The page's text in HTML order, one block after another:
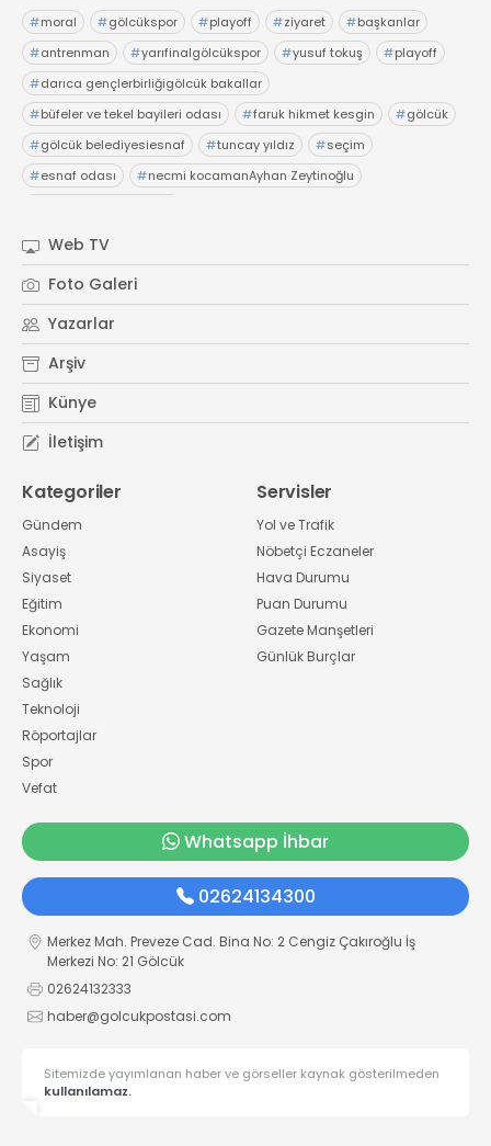
#moral #gölcükspor #playoff #ziyaret #başkanlar
#antrenman #yarıfinalgölcükspor #yusuf tokuş #playoff
#darıca gençlerbirliğigölcük bakallar
#büfeler ve tekel bayileri odası #faruk hikmet kesgin #gölcük
#gölcük belediyesiesnaf #tuncay yıldız #seçim
#esnaf odası #necmi kocamanAyhan Zeytinoğlu
Web TV
Foto Galeri
Yazarlar
Arşiv
Künye
İletişim
Kategoriler
Gündem
Asayiş
Siyaset
Eğitim
Ekonomi
Yaşam
Sağlık
Teknoloji
Röportajlar
Spor
Vefat
Servisler
Yol ve Trafik
Nöbetçi Eczaneler
Hava Durumu
Puan Durumu
Gazete Manşetleri
Günlük Burçlar
Whatsapp İhbar
02624134300
Merkez Mah. Preveze Cad. Bina No: 2 Cengiz Çakıroğlu İş
Merkezi No: 21 Gölcük
02624132333
haber@golcukpostasi.com
Sitemizde yayımlanan haber ve görseller kaynak gösterilmeden
kullanılamaz.